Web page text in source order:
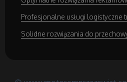
Profesjonalne usługi logistyczne
Solidne rozwiązania do